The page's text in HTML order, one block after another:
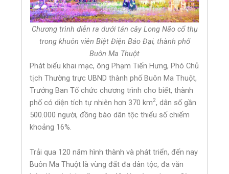
Chương trình diễn ra dưới tán cây Long Não cổ thụ
trong khuôn viên Biệt Điện Bảo Đại, thành phố
Buôn Ma Thuột
Phát biểu khai mạc, ông Phạm Tiến Hưng, Phó Chủ
tịch Thường trực UBND thành phố Buôn Ma Thuột,
Trưởng Ban Tổ chức chương trình cho biết, thành
phố có diện tích tự nhiên hơn 370 km2, dân số gần
500.000 người, đồng bào dân tộc thiểu số chiếm
khoảng 16%.
Trải qua 120 năm hình thành và phát triển, đến nay
Buôn Ma Thuột là vùng đất đa dân tộc, đa văn